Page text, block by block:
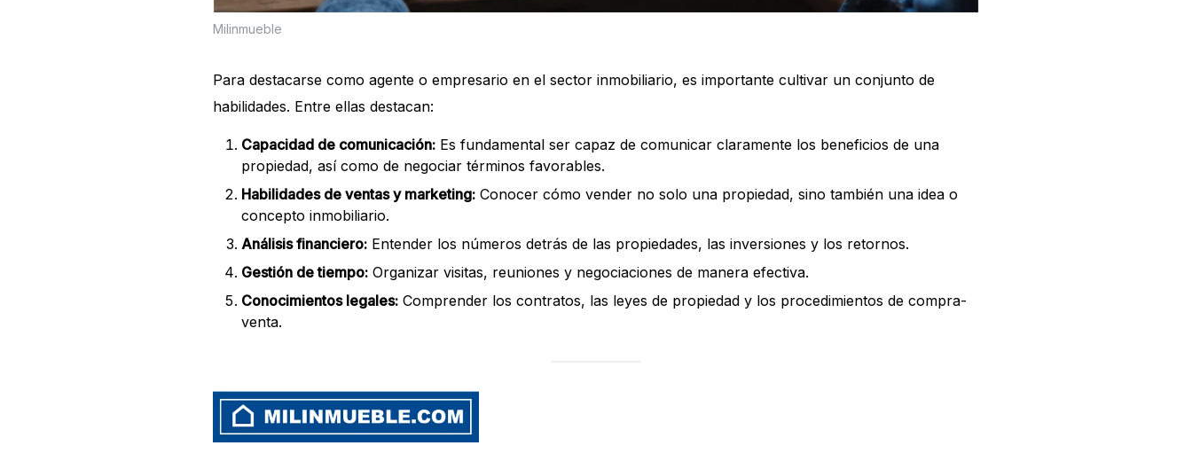
Milinmueble
Para destacarse como agente o empresario en el sector inmobiliario, es importante cultivar un conjunto de
habilidades. Entre ellas destacan:
Capacidad de comunicación: Es fundamental ser capaz de comunicar claramente los beneficios de una
propiedad, así como de negociar términos favorables.
Habilidades de ventas y marketing: Conocer cómo vender no solo una propiedad, sino también una idea o
concepto inmobiliario.
Análisis financiero: Entender los números detrás de las propiedades, las inversiones y los retornos.
Gestión de tiempo: Organizar visitas, reuniones y negociaciones de manera efectiva.
Conocimientos legales: Comprender los contratos, las leyes de propiedad y los procedimientos de compra-
venta.